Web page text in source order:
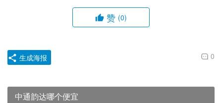
赞 (0)
0
生成海报
中通韵达哪个便宜